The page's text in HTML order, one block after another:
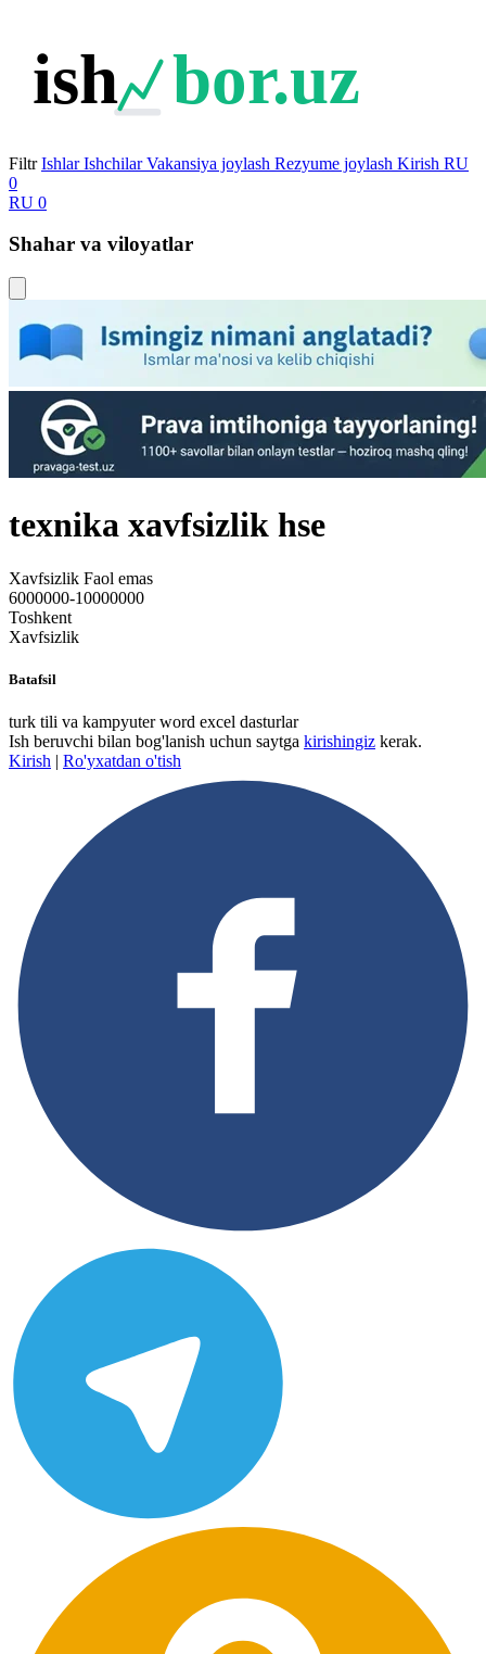
ish bor.uz
Filtr Ishlar Ishchilar Vakansiya joylash Rezyume joylash Kirish RU
0
RU 0
Shahar va viloyatlar
texnika xavfsizlik hse
Xavfsizlik Faol emas
6000000-10000000
Toshkent
Xavfsizlik
Batafsil
turk tili va kampyuter word excel dasturlar
Ish beruvchi bilan bog'lanish uchun saytga kirishingiz kerak.
Kirish | Ro'yxatdan o'tish